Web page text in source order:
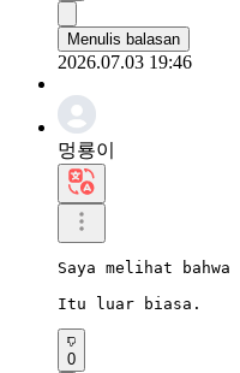
Menulis balasan
2026.07.03 19:46
멍룡이
Saya melihat
Itu luar biasa.
0